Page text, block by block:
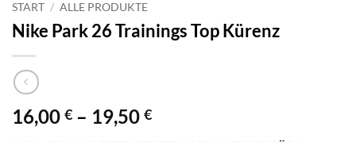
START / ALLE PRODUKTE
Nike Park 26 Trainings Top Kürenz
16,00 € – 19,50 €Preisspanne: